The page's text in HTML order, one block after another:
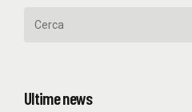
Ultime news